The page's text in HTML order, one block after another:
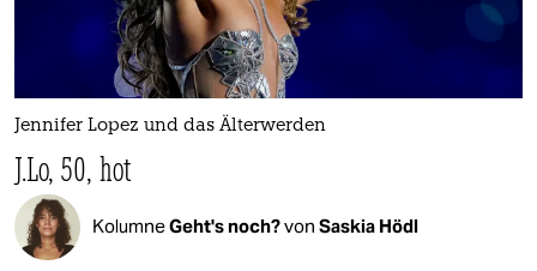
Jennifer Lopez und das Älterwerden
J.Lo, 50, hot
KolumneGeht's noch?von Saskia Hödl